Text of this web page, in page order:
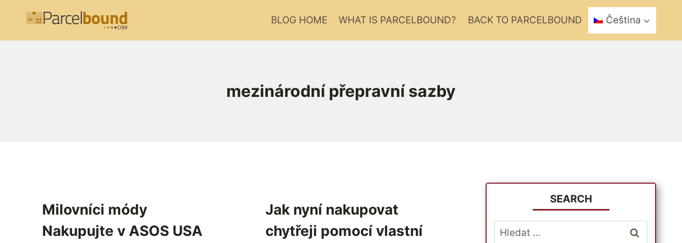
BLOG HOME WHAT IS PARCELBOUND? BACK TO PARCELBOUND Čeština
mezinárodní přepravní sazby
Milovníci módy
Nakupujte v ASOS USA
Jak nyní nakupovat
chytřeji pomocí vlastní
SEARCH
Vyhledávání